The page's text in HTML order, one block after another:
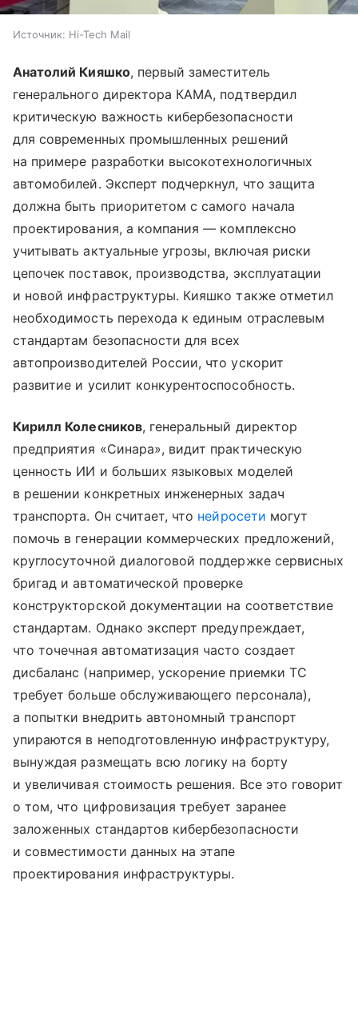
Источник: Hi-Tech Mail
Анатолий Кияшко, первый заместитель
генерального директора КАМА, подтвердил
критическую важность кибербезопасности
для современных промышленных решений
на примере разработки высокотехнологичных
автомобилей. Эксперт подчеркнул, что защита
должна быть приоритетом с самого начала
проектирования, а компания — комплексно
учитывать актуальные угрозы, включая риски
цепочек поставок, производства, эксплуатации
и новой инфраструктуры. Кияшко также отметил
необходимость перехода к единым отраслевым
стандартам безопасности для всех
автопроизводителей России, что ускорит
развитие и усилит конкурентоспособность.
Кирилл Колесников, генеральный директор
предприятия «Синара», видит практическую
ценность ИИ и больших языковых моделей
в решении конкретных инженерных задач
транспорта. Он считает, что нейросети могут
помочь в генерации коммерческих предложений,
круглосуточной диалоговой поддержке сервисных
бригад и автоматической проверке
конструкторской документации на соответствие
стандартам. Однако эксперт предупреждает,
что точечная автоматизация часто создает
дисбаланс (например, ускорение приемки ТС
требует больше обслуживающего персонала),
а попытки внедрить автономный транспорт
упираются в неподготовленную инфраструктуру,
вынуждая размещать всю логику на борту
и увеличивая стоимость решения. Все это говорит
о том, что цифровизация требует заранее
заложенных стандартов кибербезопасности
и совместимости данных на этапе
проектирования инфраструктуры.